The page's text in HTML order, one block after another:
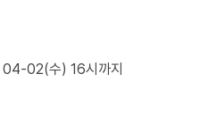
02(수) 16시까지